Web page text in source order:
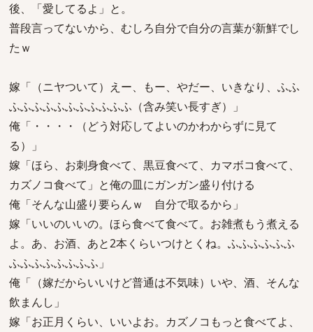
後、「愛してるよ」と。
普段言ってないから、むしろ自分で自分の言葉が新鮮でし
たｗ
嫁「（ニヤついて）えー、もー、やだー、いきなり、ふふ
ふふふふふふふふふふふ（含み笑い長すぎ）」
俺「・・・・（どう対応してよいのかわからずに見て
る）」
嫁「ほら、お刺身食べて、黒豆食べて、カマボコ食べて、
カズノコ食べて」と俺の皿にガンガン盛り付ける
俺「そんな山盛り要らんｗ 自分で取るから」
嫁「いいのいいの。ほら食べて食べて。お雑煮もう煮える
よ。あ、お酒、あと2本くらいつけとくね。ふふふふふふ
ふふふふふふふふ」
俺「（嫁だからいいけど普通は不気味）いや、酒、そんな
飲まんし」
嫁「お正月くらい、いいよお。カズノコもっと食べてよ、